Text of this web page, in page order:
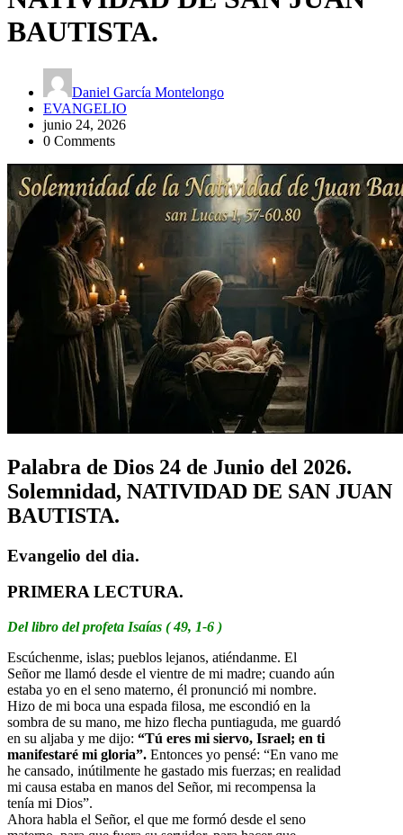
BAUTISTA.
Daniel García Montelongo
EVANGELIO
junio 24, 2026
0 Comments
Palabra de Dios 24 de Junio del 2026.
Solemnidad, NATIVIDAD DE SAN JUAN
BAUTISTA.
Evangelio del dia.
PRIMERA LECTURA.
Del libro del profeta Isaías ( 49, 1-6 )
Escúchenme, islas; pueblos lejanos, atiéndanme. El
Señor me llamó desde el vientre de mi madre; cuando aún
estaba yo en el seno materno, él pronunció mi nombre.
Hizo de mi boca una espada filosa, me escondió en la
sombra de su mano, me hizo flecha puntiaguda, me guardó
en su aljaba y me dijo: “Tú eres mi siervo, Israel; en ti
manifestaré mi gloria”. Entonces yo pensé: “En vano me
he cansado, inútilmente he gastado mis fuerzas; en realidad
mi causa estaba en manos del Señor, mi recompensa la
tenía mi Dios”.
Ahora habla el Señor, el que me formó desde el seno